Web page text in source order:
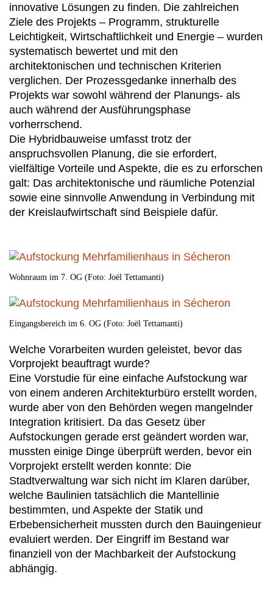
innovative Lösungen zu finden. Die zahlreichen
Ziele des Projekts ‒ Programm, strukturelle
Leichtigkeit, Wirtschaftlichkeit und Energie ‒ wurden
systematisch bewertet und mit den
architektonischen und technischen Kriterien
verglichen. Der Prozessgedanke innerhalb des
Projekts war sowohl während der Planungs- als
auch während der Ausführungsphase
vorherrschend.
Die Hybridbauweise umfasst trotz der
anspruchsvollen Planung, die sie erfordert,
vielfältige Vorteile und Aspekte, die es zu erforschen
galt: Das architektonische und räumliche Potenzial
sowie eine sinnvolle Anwendung in Verbindung mit
der Kreislaufwirtschaft sind Beispiele dafür.
Wohnraum im 7. OG (Foto: Joël Tettamanti)
Eingangsbereich im 6. OG (Foto: Joël Tettamanti)
Welche Vorarbeiten wurden geleistet, bevor das
Vorprojekt beauftragt wurde?
Eine Vorstudie für eine einfache Aufstockung war
von einem anderen Architekturbüro erstellt worden,
wurde aber von den Behörden wegen mangelnder
Integration kritisiert. Da das Gesetz über
Aufstockungen gerade erst geändert worden war,
mussten einige Dinge überprüft werden, bevor ein
Vorprojekt erstellt werden konnte: Die
Stadtverwaltung war sich nicht im Klaren darüber,
welche Baulinien tatsächlich die Mantellinie
bestimmten, und Aspekte der Statik und
Erbebensicherheit mussten durch den Bauingenieur
evaluiert werden. Der Eingriff im Bestand war
finanziell von der Machbarkeit der Aufstockung
abhängig.